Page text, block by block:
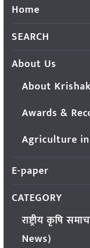
Home
SEARCH
About Us
About
Awards &
Agriculture
E-paper
CATEGORY
राष्ट्रीय कृषि
News)